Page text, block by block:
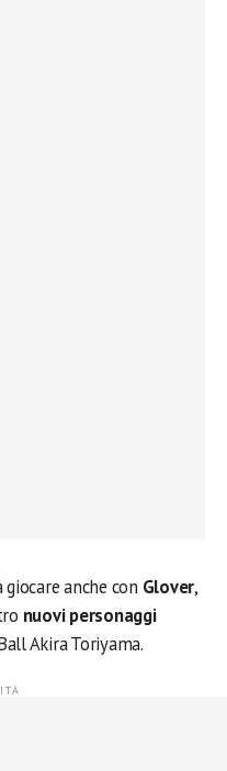
anche con Glover,
nuovi personaggi
Akira Toriyama.